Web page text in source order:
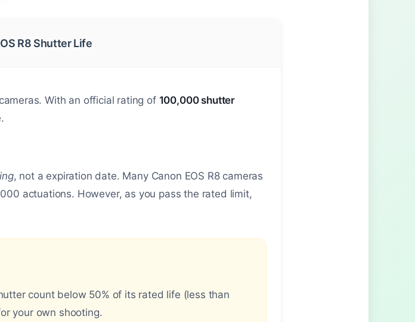
R8 Shutter Life
With an official rating of 100,000 shutter
, not a expiration date. Many Canon EOS R8 cameras
actuations. However, as you pass the rated limit,
count below 50% of its rated life (less than
your own shooting.